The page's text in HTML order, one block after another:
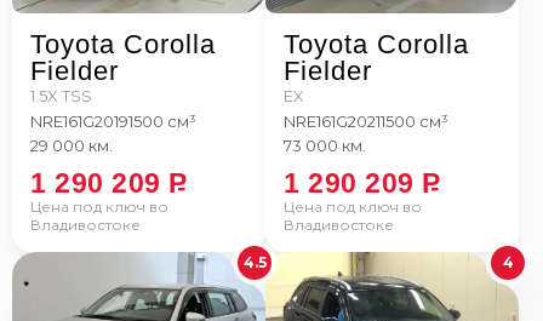
Toyota Corolla
Fielder
1.5X TSS
NRE161G20191500 см³
29 000 км.
Цена под ключ во
Владивостоке
1 290 209 P
Toyota Corolla
Fielder
EX
NRE161G20211500 см³
73 000 км.
Цена под ключ во
Владивостоке
1 290 209 P
4.5 4